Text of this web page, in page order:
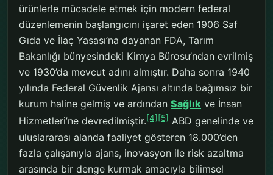
ürünlerle mücadele etmek için modern federal
düzenlemenin başlangıcını işaret eden 1906 Saf
Gıda ve İlaç Yasası’na dayanan FDA, Tarım
Bakanlığı bünyesindeki Kimya Bürosu’ndan evrilmiş
ve 1930’da mevcut adını almıştır. Daha sonra 1940
yılında Federal Güvenlik Ajansı altında bağımsız bir
kurum haline gelmiş ve ardından Sağlık ve İnsan
Hizmetleri’ne devredilmiştir.[4] [5] ABD genelinde ve
uluslararası alanda faaliyet gösteren 18.000’den
fazla çalışanıyla ajans, inovasyon ile risk azaltma
arasında bir denge kurmak amacıyla bilimsel